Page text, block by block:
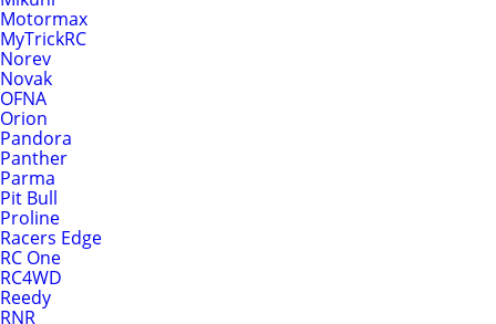
Motormax
MyTrickRC
Norev
Novak
OFNA
Orion
Pandora
Panther
Parma
Pit Bull
Proline
Racers Edge
RC One
RC4WD
Reedy
RNR